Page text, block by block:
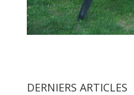
DERNIERS ARTICLES